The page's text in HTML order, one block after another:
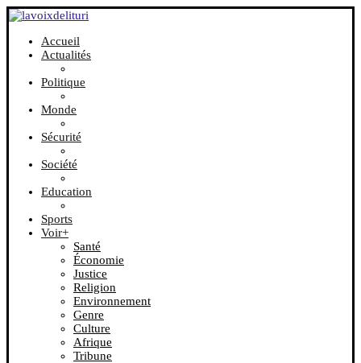
Accueil
Actualités
Politique
Monde
Sécurité
Société
Education
Sports
Voir+
Santé
Économie
Justice
Religion
Environnement
Genre
Culture
Afrique
Tribune